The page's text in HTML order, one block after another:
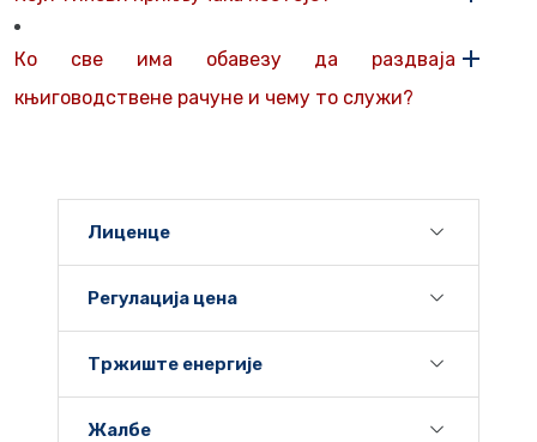
Ко све има обавезу да раздваја
књиговодствене рачуне и чему то служи?
Лиценце
Регулација цена
Тржиште енергије
Жалбе